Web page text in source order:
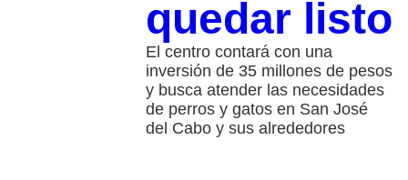
quedar listo
El centro contará con una
inversión de 35 millones de pesos
y busca atender las necesidades
de perros y gatos en San José
del Cabo y sus alrededores